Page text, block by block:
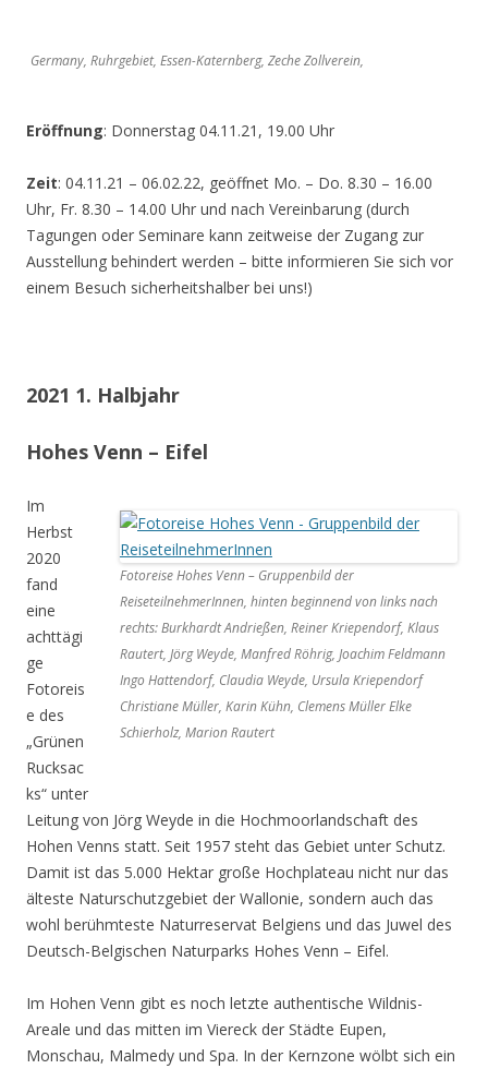
Germany, Ruhrgebiet, Essen-Katernberg, Zeche Zollverein,
Eröffnung: Donnerstag 04.11.21, 19.00 Uhr
Zeit: 04.11.21 – 06.02.22, geöffnet Mo. – Do. 8.30 – 16.00
Uhr, Fr. 8.30 – 14.00 Uhr und nach Vereinbarung (durch
Tagungen oder Seminare kann zeitweise der Zugang zur
Ausstellung behindert werden – bitte informieren Sie sich vor
einem Besuch sicherheitshalber bei uns!)
2021 1. Halbjahr
Hohes Venn – Eifel
Fotoreise Hohes Venn – Gruppenbild der
ReiseteilnehmerInnen, hinten beginnend von links nach
rechts: Burkhardt Andrießen, Reiner Kriependorf, Klaus
Rautert, Jörg Weyde, Manfred Röhrig, Joachim Feldmann
Ingo Hattendorf, Claudia Weyde, Ursula Kriependorf
Christiane Müller, Karin Kühn, Clemens Müller Elke
Schierholz, Marion Rautert
Im
Herbst
2020
fand
eine
achttägi
ge
Fotoreis
e des
„Grünen
Rucksac
ks“ unter
Leitung von Jörg Weyde in die Hochmoorlandschaft des
Hohen Venns statt. Seit 1957 steht das Gebiet unter Schutz.
Damit ist das 5.000 Hektar große Hochplateau nicht nur das
älteste Naturschutzgebiet der Wallonie, sondern auch das
wohl berühmteste Naturreservat Belgiens und das Juwel des
Deutsch-Belgischen Naturparks Hohes Venn – Eifel.
Im Hohen Venn gibt es noch letzte authentische Wildnis-
Areale und das mitten im Viereck der Städte Eupen,
Monschau, Malmedy und Spa. In der Kernzone wölbt sich ein